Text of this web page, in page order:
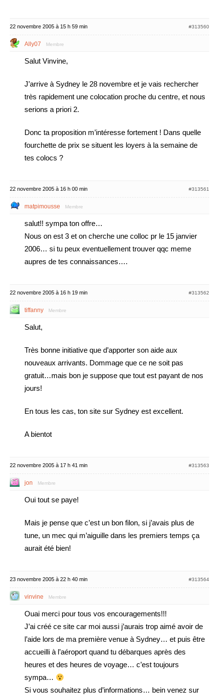
22 novembre 2005 à 15 h 59 min #313560
Ally07 Membre
Salut Vinvine,
J’arrive à Sydney le 28 novembre et je vais rechercher
très rapidement une colocation proche du centre, et nous
serions a priori 2.
Donc ta proposition m’intéresse fortement ! Dans quelle
fourchette de prix se situent les loyers à la semaine de
tes colocs ?
22 novembre 2005 à 16 h 00 min #313561
matpimousse Membre
salut!! sympa ton offre…
Nous on est 3 et on cherche une colloc pr le 15 janvier
2006… si tu peux eventuellement trouver qqc meme
aupres de tes connaissances….
22 novembre 2005 à 16 h 19 min #313562
tiffanny Membre
Salut,
Très bonne initiative que d’apporter son aide aux
nouveaux arrivants. Dommage que ce ne soit pas
gratuit…mais bon je suppose que tout est payant de nos
jours!
En tous les cas, ton site sur Sydney est excellent.
A bientot
22 novembre 2005 à 17 h 41 min #313563
jon Membre
Oui tout se paye!
Mais je pense que c’est un bon filon, si j’avais plus de
tune, un mec qui m’aiguille dans les premiers temps ça
aurait été bien!
23 novembre 2005 à 22 h 40 min #313564
vinvine Membre
Ouai merci pour tous vos encouragements!!!
J’ai créé ce site car moi aussi j’aurais trop aimé avoir de
l’aide lors de ma première venue à Sydney… et puis être
accueilli à l’aéroport quand tu débarques après des
heures et des heures de voyage… c’est toujours
sympa…
Si vous souhaitez plus d’informations… bein venez sur